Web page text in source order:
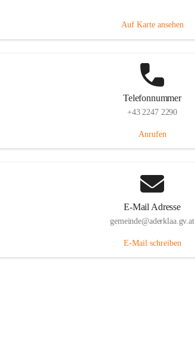
Auf Karte ansehen
Telefonnummer
+43 2247 2290
Anrufen
E-Mail Adresse
gemeinde@aderklaa.gv.at
E-Mail schreiben